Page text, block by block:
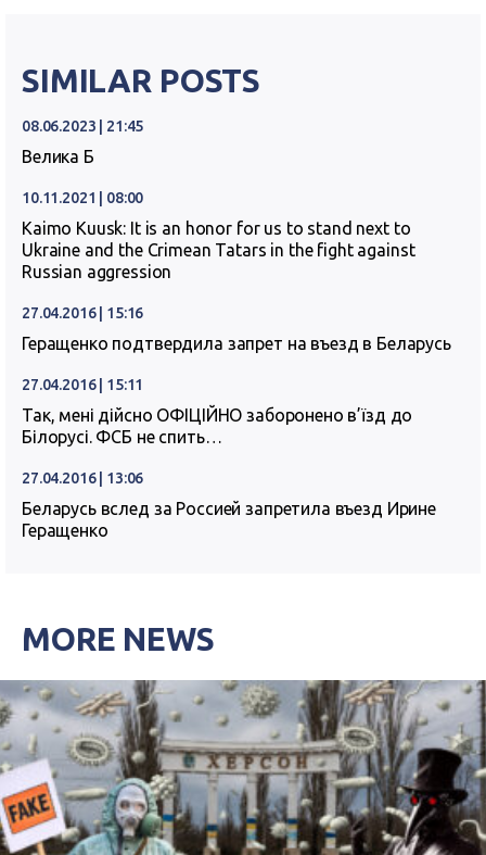
SIMILAR POSTS
08.06.2023 | 21:45
Велика Б
10.11.2021 | 08:00
Kaimo Kuusk: It is an honor for us to stand next to
Ukraine and the Crimean Tatars in the fight against
Russian aggression
27.04.2016 | 15:16
Геращенко подтвердила запрет на въезд в Беларусь
27.04.2016 | 15:11
Так, мені дійсно ОФІЦІЙНО заборонено в’їзд до
Білорусі. ФСБ не спить…
27.04.2016 | 13:06
Беларусь вслед за Россией запретила въезд Ирине
Геращенко
MORE NEWS